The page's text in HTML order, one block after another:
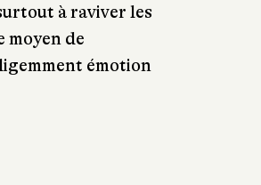
à raviver les
moyen de
émotion